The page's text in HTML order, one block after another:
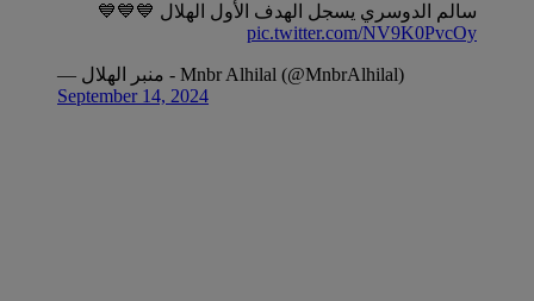
سالم الدوسري يسجل الهدف الأول الهلال 💙💙💙
pic.twitter.com/NV9K0PvcOy
— منبر الهلال - Mnbr Alhilal (@MnbrAlhilal)
September 14, 2024